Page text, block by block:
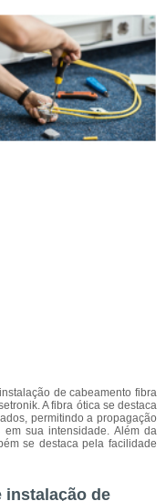
de cabeamento fibra
A fibra ótica se destaca
permitindo a propagação
sua intensidade. Além da
se destaca pela facilidade
instalação de